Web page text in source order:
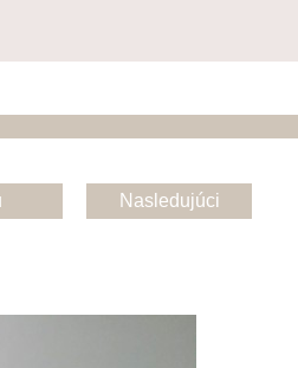
Nasledujúci